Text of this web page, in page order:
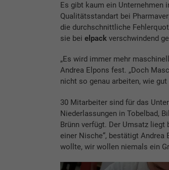
Es gibt kaum ein Unternehmen
Qualitätsstandart bei
die durchschnittliche
sie bei elpackverschwindend
„Es wird immer mehr
Andrea Elpons fest. „Doch
nicht so genau arbeiten, wie
30 Mitarbeiter sind für das
Niederlassungen in Tobelbad,
Brünn verfügt. Der Umsatz liegt
einer Nische“, bestätigt Andrea
wollte, wir wollen niemals ein